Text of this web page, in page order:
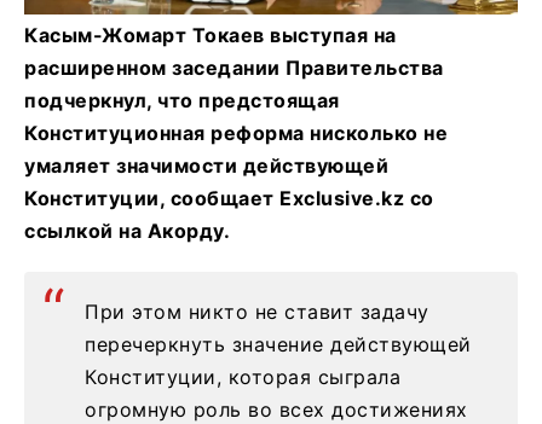
Касым-Жомарт Токаев выступая на
расширенном заседании Правительства
подчеркнул, что предстоящая
Конституционная реформа нисколько не
умаляет значимости действующей
Конституции, сообщает Exclusive.kz со
ссылкой на Акорду.
При этом никто не ставит задачу
перечеркнуть значение действующей
Конституции, которая сыграла
огромную роль во всех достижениях